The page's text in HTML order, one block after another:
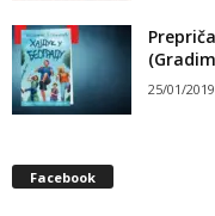
25/01/2019
Facebook